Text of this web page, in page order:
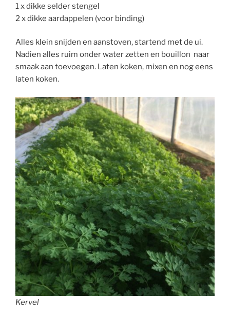
1 x dikke selder stengel
2 x dikke aardappelen (voor binding)
Alles klein snijden en aanstoven, startend met de ui.
Nadien alles ruim onder water zetten en bouillon naar
smaak aan toevoegen. Laten koken, mixen en nog eens
laten koken.
Kervel